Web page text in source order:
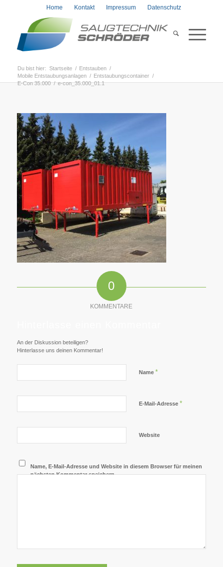
Home Kontakt Impressum Datenschutz
Du bist hier: Startseite / Entstauben /
Mobile Entstaubungsanlagen / Entstaubungscontainer /
E-Con 35.000 / e-con_35.000_01.1
0
KOMMENTARE
An der Diskussion beteiligen?
Hinterlasse uns deinen Kommentar!
Name *
E-Mail-Adresse *
Website
Name, E-Mail-Adresse und Website in diesem Browser für meinen
nächsten Kommentar speichern.